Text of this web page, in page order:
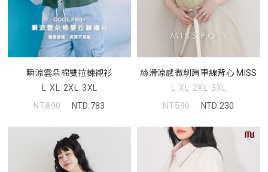
瞬涼雲朵棉雙拉鍊襯衫
L XL 2XL 3XL
NT.890
NTD.783
絲滑涼感微削肩車線背心 MISS
L XL 2XL 3XL
NT.590
NTD.230